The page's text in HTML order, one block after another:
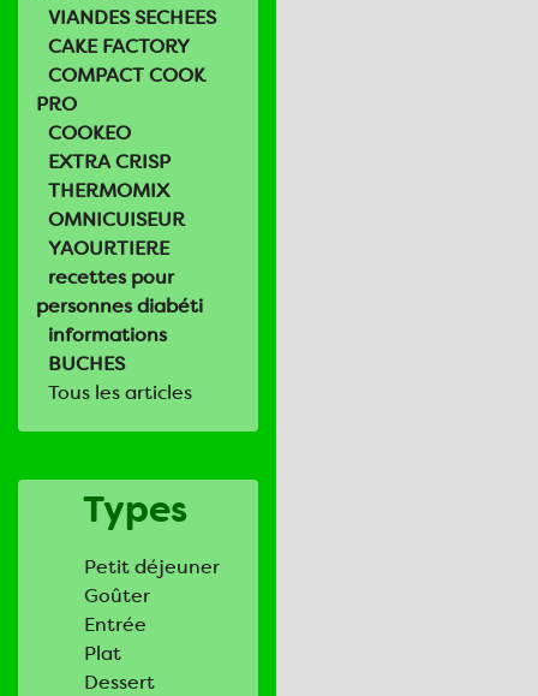
VIANDES SECHEES
CAKE FACTORY
COMPACT COOK
PRO
COOKEO
EXTRA CRISP
THERMOMIX
OMNICUISEUR
YAOURTIERE
recettes pour
personnes diabéti
informations
BUCHES
Tous les articles
Types
Petit déjeuner
Goûter
Entrée
Plat
Dessert